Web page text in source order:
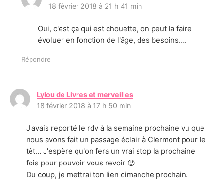
i
:
18 février 2018 à 21 h 41 min
Oui, c'est ça qui est chouette, on peut la faire
évoluer en fonction de l'âge, des besoins….
Répondre
Lylou de Livres et merveilles
:
18 février 2018 à 17 h 50 min
J'avais reporté le rdv à la semaine prochaine vu que
nous avons fait un passage éclair à Clermont pour le
têt… J'espère qu'on fera un vrai stop la prochaine
fois pour pouvoir vous revoir 😉
Du coup, je mettrai ton lien dimanche prochain.